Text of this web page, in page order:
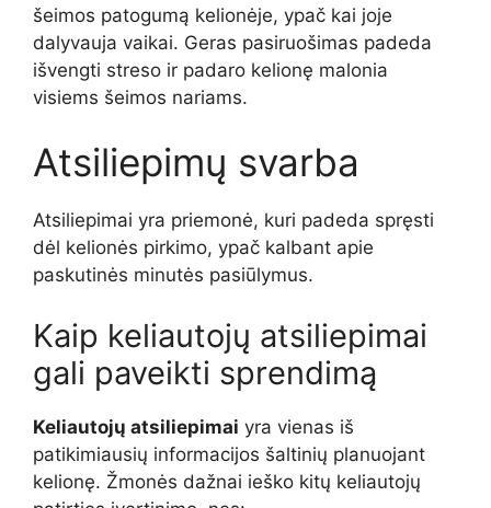
šeimos patogumą kelionėje, ypač kai joje
dalyvauja vaikai. Geras pasiruošimas padeda
išvengti streso ir padaro kelionę malonia
visiems šeimos nariams.
Atsiliepimų svarba
Atsiliepimai yra priemonė, kuri padeda spręsti
dėl kelionės pirkimo, ypač kalbant apie
paskutinės minutės pasiūlymus.
Kaip keliautojų atsiliepimai
gali paveikti sprendimą
Keliautojų atsiliepimai yra vienas iš
patikimiausių informacijos šaltinių planuojant
kelionę. Žmonės dažnai ieško kitų keliautojų